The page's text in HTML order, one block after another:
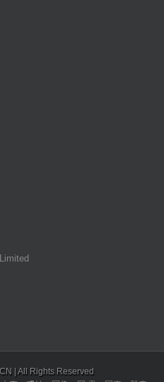
| All Rights Reserved